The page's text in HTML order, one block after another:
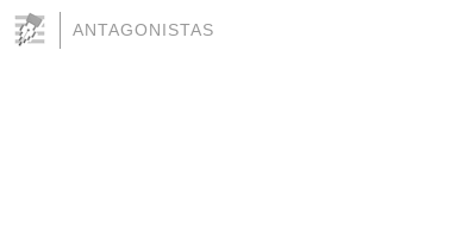
ANTAGONISTAS